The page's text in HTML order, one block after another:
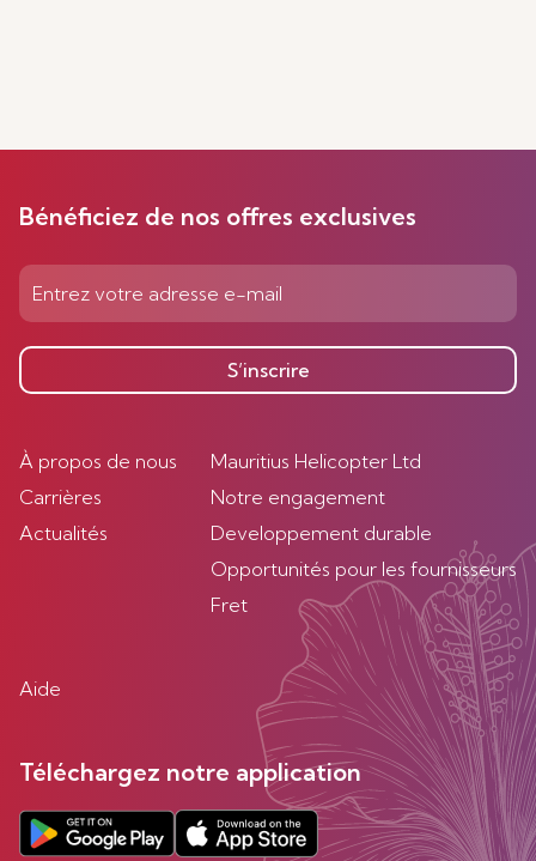
Bénéficiez de nos offres exclusives
S’inscrire
À propos de nous
Carrières
Actualités
Mauritius Helicopter Ltd
Notre engagement
Developpement durable
Opportunités pour les fournisseurs
Fret
Aide
Téléchargez notre application